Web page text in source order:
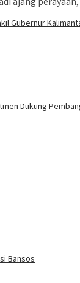
Gubernur
Dukung
Bansos